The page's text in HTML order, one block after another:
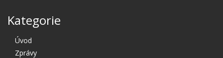
Kategorie
Úvod
Zprávy